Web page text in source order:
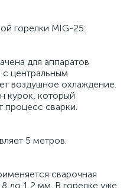
горелки MIG-25:
для аппаратов
c центральным
воздушное охлаждение.
курок, который
процесс сварки.
5 метров.
сварочная
до 1,2 мм. В горелке уже